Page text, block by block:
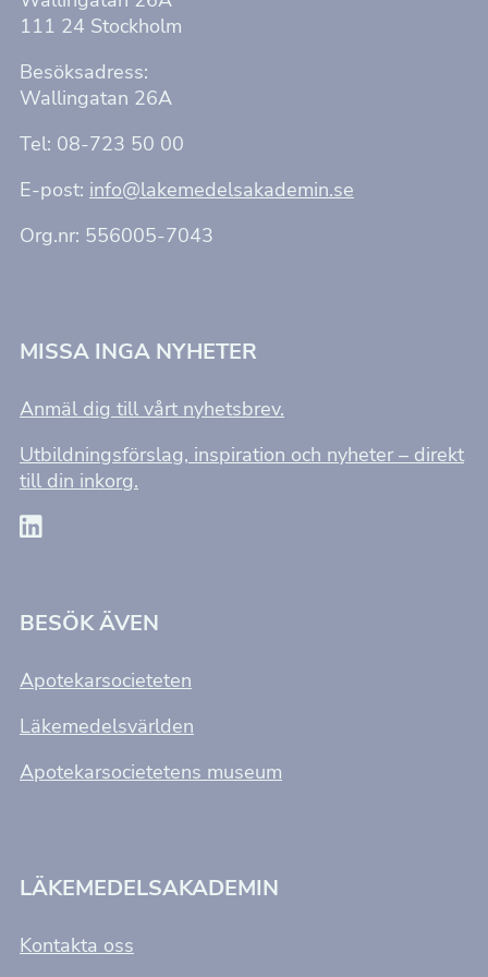
111 24 Stockholm
Besöksadress:
Wallingatan 26A
Tel: 08-723 50 00
E-post: info@lakemedelsakademin.se
Org.nr: 556005-7043
MISSA INGA NYHETER
Anmäl dig till vårt nyhetsbrev.
Utbildningsförslag, inspiration och nyheter – direkt
till din inkorg.
BESÖK ÄVEN
Apotekarsocieteten
Läkemedelsvärlden
Apotekarsocietetens museum
LÄKEMEDELSAKADEMIN
Kontakta oss